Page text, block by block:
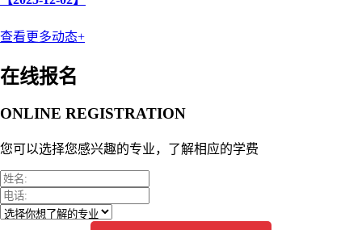
查看更多动态+
在线报名
ONLINE REGISTRATION
您可以选择您感兴趣的专业，了解相应的学费